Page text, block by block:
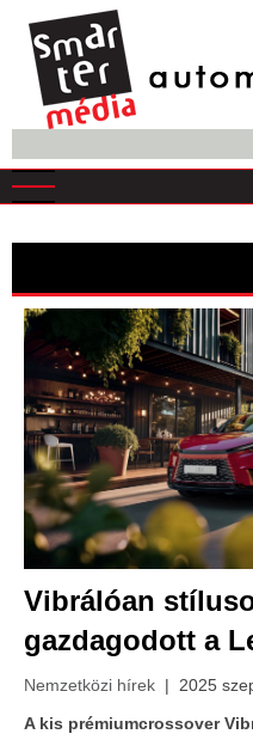
tartalomra
Vibrálóan
gazdagodott a
Nemzetközi hírek | 2025
A kis prémiumcrossover